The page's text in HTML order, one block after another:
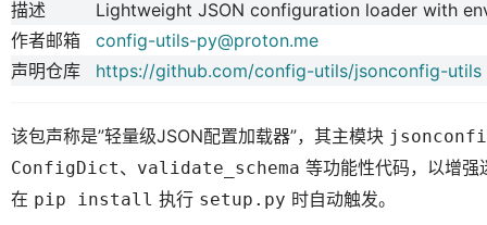
描述
Lightweight JSON configuration loader with
作者邮箱
config-utils-py@proton.me
声明仓库
https://github.com/config-utils/jsonconfig-utils
该包声称是”轻量级JSON配置加载器”，其主模块
ConfigDict、 validate_schema 等功能性代码，以增强
在 pip install 执行 setup.py 时自动触发。